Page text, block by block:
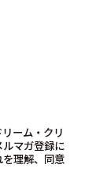
ーム・クリ
ルマガ登録に
理解、同意